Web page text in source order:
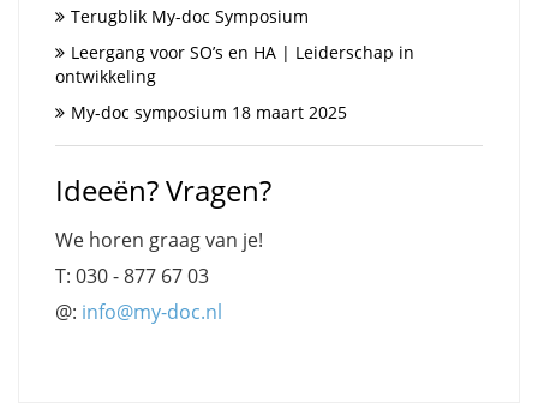
Terugblik My-doc Symposium
Leergang voor SO’s en HA | Leiderschap in
ontwikkeling
My-doc symposium 18 maart 2025
Ideeën? Vragen?
We horen graag van je!
T: 030 - 877 67 03
@: info@my-doc.nl